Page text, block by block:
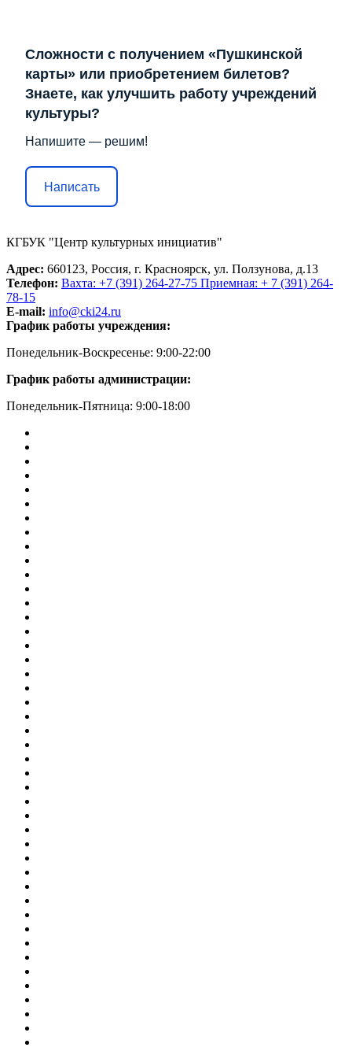
Сложности с получением «Пушкинской
карты» или приобретением билетов?
Знаете, как улучшить работу учреждений
культуры?
Напишите — решим!
Написать
КГБУК "Центр культурных инициатив"
Адрес: 660123, Россия, г. Красноярск, ул. Ползунова, д.13
Телефон: Вахта: +7 (391) 264-27-75 Приемная: + 7 (391) 264-
78-15
E-mail: info@cki24.ru
График работы учреждения:
Понедельник-Воскресенье: 9:00-22:00
График работы администрации:
Понедельник-Пятница: 9:00-18:00